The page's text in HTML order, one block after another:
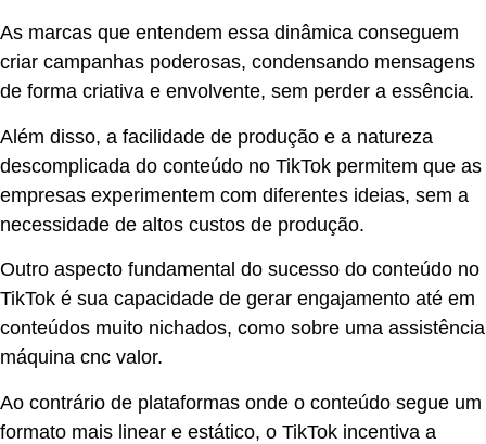
As marcas que entendem essa dinâmica conseguem
criar campanhas poderosas, condensando mensagens
de forma criativa e envolvente, sem perder a essência.
Além disso, a facilidade de produção e a natureza
descomplicada do conteúdo no TikTok permitem que as
empresas experimentem com diferentes ideias, sem a
necessidade de altos custos de produção.
Outro aspecto fundamental do sucesso do conteúdo no
TikTok é sua capacidade de gerar engajamento até em
conteúdos muito nichados, como sobre uma assistência
máquina cnc valor.
Ao contrário de plataformas onde o conteúdo segue um
formato mais linear e estático, o TikTok incentiva a